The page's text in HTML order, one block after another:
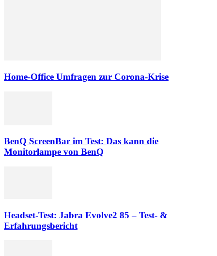
Home-Office Umfragen zur Corona-Krise
BenQ ScreenBar im Test: Das kann die
Monitorlampe von BenQ
Headset-Test: Jabra Evolve2 85 – Test- &
Erfahrungsbericht